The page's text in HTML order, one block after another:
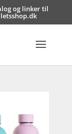
og linker til